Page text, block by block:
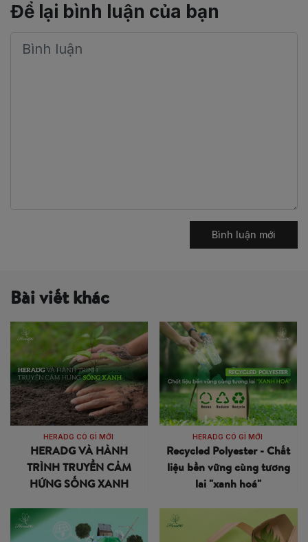
Để lại bình luận của bạn
Bình luận mới
Bài viết khác
HERADG CÓ GÌ MỚI
HERADG VÀ HÀNH
TRÌNH TRUYỀN CẢM
HỨNG SỐNG XANH
HERADG CÓ GÌ MỚI
Recycled Polyester - Chất
liệu bền vững cùng tương
lai "xanh hoá"